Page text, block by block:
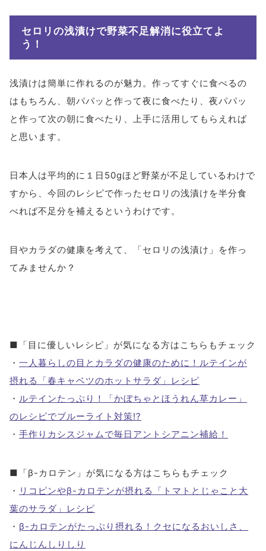
セロリの浅漬けで野菜不足解消に役立てよ
う！
浅漬けは簡単に作れるのが魅力。作ってすぐに食べるの
はもちろん、朝パパッと作って夜に食べたり、夜パパッ
と作って次の朝に食べたり、上手に活用してもらえれば
と思います。
日本人は平均的に１日50gほど野菜が不足しているわけで
すから、今回のレシピで作ったセロリの浅漬けを半分食
べれば不足分を補えるというわけです。
目やカラダの健康を考えて、「セロリの浅漬け」を作っ
てみませんか？
■「目に優しいレシピ」が気になる方はこちらもチェック
・一人暮らしの目とカラダの健康のために！ルテインが
摂れる「春キャベツのホットサラダ」レシピ
・ ルテインたっぷり！「かぼちゃとほうれん草カレー」
のレシピでブルーライト対策!?
・手作りカシスジャムで毎日アントシアニン補給！
■「β-カロテン」が気になる方はこちらもチェック
・ リコピンやβ-カロテンが摂れる「トマトとじゃこと大
葉のサラダ」レシピ
・ β-カロテンがたっぷり摂れる！クセになるおいしさ、
にんじんしりしり